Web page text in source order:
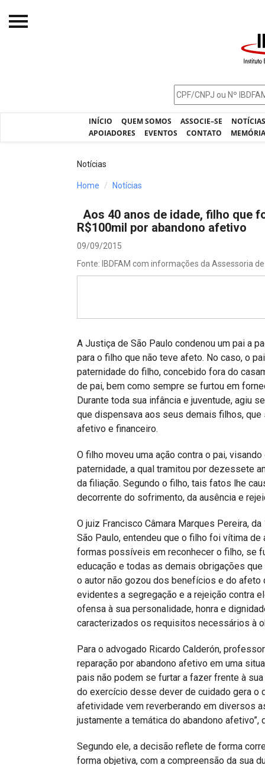
INÍCIO QUEM SOMOS ASSOCIE–SE
APOIADORES
EVENTOS CONTATO
Processos - IBDFAM
Projetos do IBDFAM
Alienação Parental
Encontre um Escritório
IBDFAM Educacional
Notícias
Home Notícias
Aos 40 anos de idade, filho que
R$100mil por abandono afetivo
09/09/2015
Fonte: IBDFAM com informações da Assessoria
A Justiça de São Paulo condenou um pai a
para o filho que não teve afeto. No caso, o
paternidade do filho, concebido fora do
de pai, bem como sempre se furtou em
Durante toda sua infância e juventude, agiu
que dispensava aos seus demais filhos,
afetivo e financeiro.
O filho moveu uma ação contra o pai,
paternidade, a qual tramitou por dezessete
da filiação. Segundo o filho, tais fatos lhe
decorrente do sofrimento, da ausência e
O juiz Francisco Câmara Marques Pereira,
São Paulo, entendeu que o filho foi vítima
formas possíveis em reconhecer o filho, se
educação e todas as demais obrigações
o autor não gozou dos benefícios e do
evidentes a segregação e a rejeição contra
ofensa à sua personalidade, honra e
caracterizados os requisitos necessários à
Para o advogado Ricardo Calderón,
reparação por abandono afetivo em uma
pais não podem se furtar a fazer frente à
do exercício desse dever de cuidado gera o
afetividade vem reverberando em diversos
justamente a temática do abandono afetivo”,
Segundo ele, a decisão reflete de forma
forma objetiva, com a compreensão da sua